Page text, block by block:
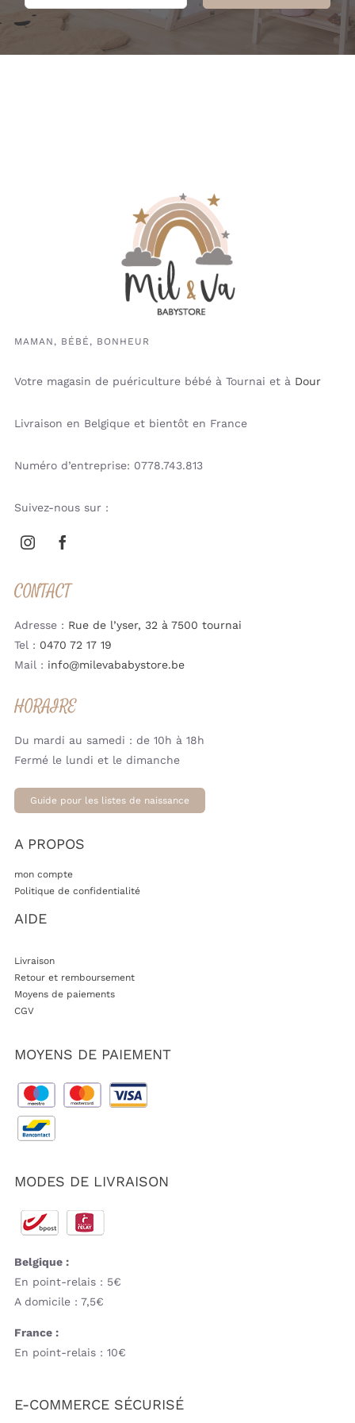
MAMAN, BÉBÉ, BONHEUR
Votre magasin de puériculture bébé à Tournai et à Dour
Livraison en Belgique et bientôt en France
Numéro d’entreprise: 0778.743.813
Suivez-nous sur :
CONTACT
Adresse : Rue de l’yser, 32 à 7500 tournai
Tel : 0470 72 17 19
Mail : info@milevababystore.be
HORAIRE
Du mardi au samedi : de 10h à 18h
Fermé le lundi et le dimanche
Guide pour les listes de naissance
A PROPOS
mon compte
Politique de confidentialité
AIDE
Livraison
Retour et remboursement
Moyens de paiements
CGV
MOYENS DE PAIEMENT
MODES DE LIVRAISON
Belgique :
En point-relais : 5€
A domicile : 7,5€
France :
En point-relais : 10€
E-COMMERCE SÉCURISÉ